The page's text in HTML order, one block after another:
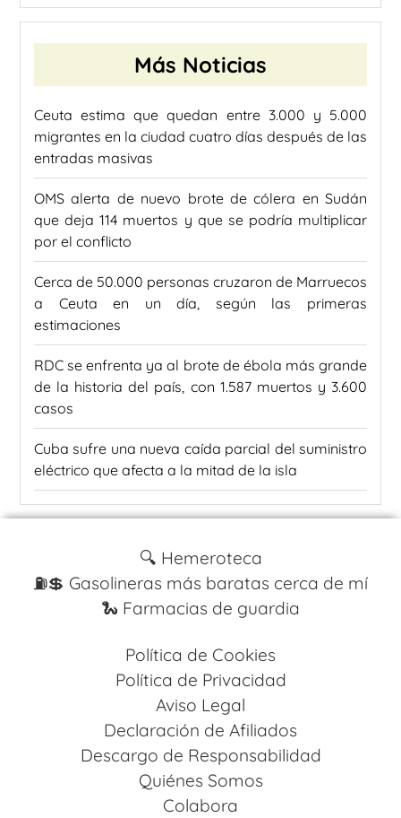
Más Noticias
Ceuta estima que quedan entre 3.000 y 5.000
migrantes en la ciudad cuatro días después de las
entradas masivas
OMS alerta de nuevo brote de cólera en Sudán
que deja 114 muertos y que se podría multiplicar
por el conflicto
Cerca de 50.000 personas cruzaron de Marruecos
a Ceuta en un día, según las primeras
estimaciones
RDC se enfrenta ya al brote de ébola más grande
de la historia del país, con 1.587 muertos y 3.600
casos
Cuba sufre una nueva caída parcial del suministro
eléctrico que afecta a la mitad de la isla
🔍 Hemeroteca
⛽️💲 Gasolineras más baratas cerca de mí
🐍 Farmacias de guardia
Política de Cookies
Política de Privacidad
Aviso Legal
Declaración de Afiliados
Descargo de Responsabilidad
Quiénes Somos
Colabora